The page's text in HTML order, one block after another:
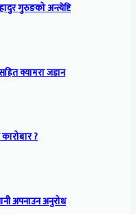
गुरुङको अन्त्येष्टि
क्यामरा जडान
?
अपनाउन अनुरोध